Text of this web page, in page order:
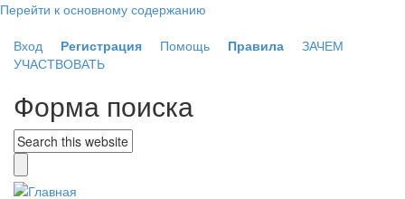
Перейти к основному содержанию
Вход
Регистрация Помощь Правила
ЗАЧЕМ
УЧАСТВОВАТЬ
Форма поиска